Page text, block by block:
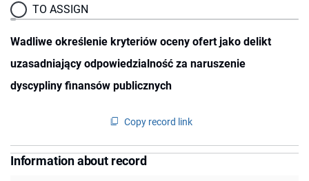
TO ASSIGN
Wadliwe określenie kryteriów oceny ofert jako delikt
uzasadniający odpowiedzialność za naruszenie
dyscypliny finansów publicznych
Copy record link
Information about record